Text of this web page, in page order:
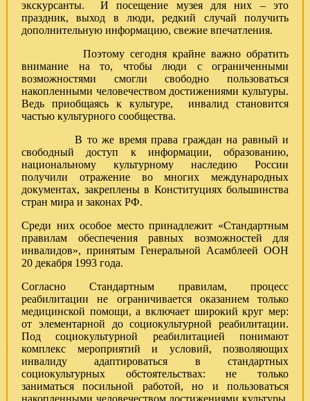
экскурсанты. И посещение музея для них – это
праздник, выход в люди, редкий случай получить
дополнительную информацию, свежие впечатления.
Поэтому сегодня крайне важно обратить
внимание на то, чтобы люди с ограниченными
возможностями смогли свободно пользоваться
накопленными человечеством достижениями культуры.
Ведь приобщаясь к культуре, инвалид становится
частью культурного сообщества.
В то же время права граждан на равный и
свободный доступ к информации, образованию,
национальному культурному наследию России
получили отражение во многих международных
документах, закреплены в Конституциях большинства
стран мира и законах РФ.
Среди них особое место принадлежит «Стандартным
правилам обеспечения равных возможностей для
инвалидов», принятым Генеральной Асамблеей ООН
20 декабря 1993 года.
Согласно Стандартным правилам, процесс
реабилитации не ограничивается оказанием только
медицинской помощи, а включает широкий круг мер:
от элементарной до социокультурной реабилитации.
Под социокультурной реабилитацией понимают
комплекс мероприятий и условий, позволяющих
инвалиду адаптироваться в стандартных
социокультурных обстоятельствах: не только
заниматься посильной работой, но и пользоваться
накопленными человечеством достижениями культуры.